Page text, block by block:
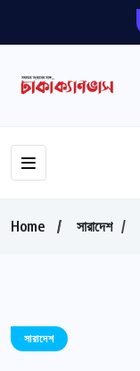
Home সারাদেশ
সারাদেশ